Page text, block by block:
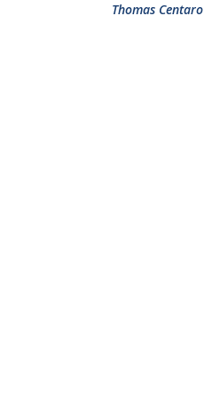
Thomas Centaro